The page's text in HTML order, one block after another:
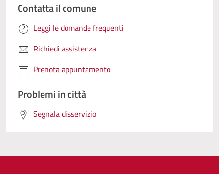
Contatta il comune
Leggi le domande frequenti
Richiedi assistenza
Prenota appuntamento
Problemi in città
Segnala disservizio